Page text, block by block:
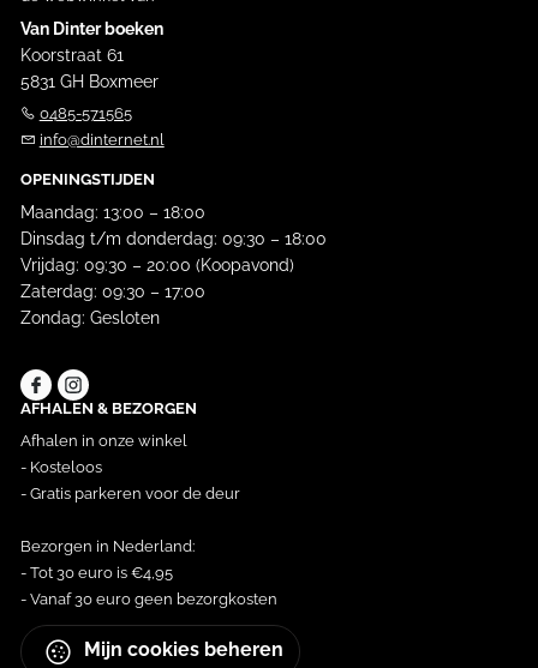
Van Dinter boeken
Koorstraat 61
5831 GH Boxmeer
0485-571565
info@dinternet.nl
OPENINGSTIJDEN
Maandag: 13:00 – 18:00
Dinsdag t/m donderdag: 09:30 – 18:00
Vrijdag: 09:30 – 20:00 (Koopavond)
Zaterdag: 09:30 – 17:00
Zondag: Gesloten
AFHALEN & BEZORGEN
Afhalen in onze winkel
- Kosteloos
- Gratis parkeren voor de deur
Bezorgen in Nederland:
- Tot 30 euro is €4,95
- Vanaf 30 euro geen bezorgkosten
Mijn cookies beheren